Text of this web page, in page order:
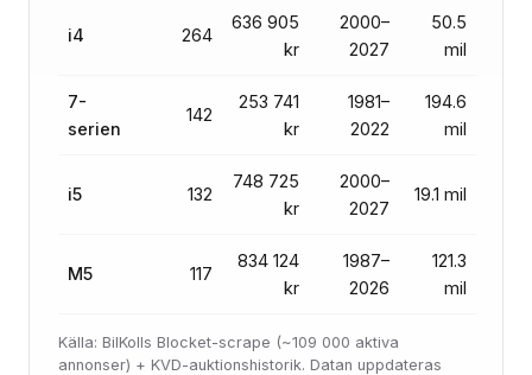
i4 264
636 905
kr
2000–
2027
50.5
mil
7-
serien
142
253 741
kr
1981–
2022
194.6
mil
i5 132
748 725
kr
2000–
2027
19.1 mil
M5 117
834 124
kr
1987–
2026
121.3
mil
Källa: BilKolls Blocket-scrape (~109 000 aktiva
annonser) + KVD-auktionshistorik. Datan uppdateras